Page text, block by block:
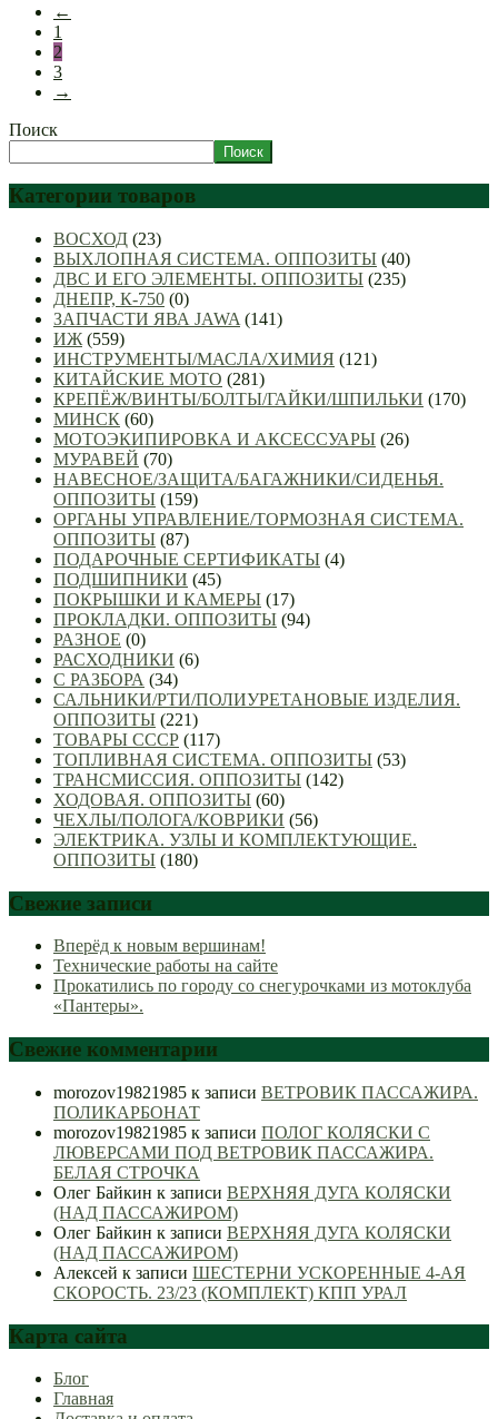
←
1
2
3
→
Поиск
Поиск
Категории товаров
ВОСХОД (23)
ВЫХЛОПНАЯ СИСТЕМА. ОППОЗИТЫ (40)
ДВС И ЕГО ЭЛЕМЕНТЫ. ОППОЗИТЫ (235)
ДНЕПР, К-750 (0)
ЗАПЧАСТИ ЯВА JAWA (141)
ИЖ (559)
ИНСТРУМЕНТЫ/МАСЛА/ХИМИЯ (121)
КИТАЙСКИЕ МОТО (281)
КРЕПЁЖ/ВИНТЫ/БОЛТЫ/ГАЙКИ/ШПИЛЬКИ (170)
МИНСК (60)
МОТОЭКИПИРОВКА И АКСЕССУАРЫ (26)
МУРАВЕЙ (70)
НАВЕСНОЕ/ЗАЩИТА/БАГАЖНИКИ/СИДЕНЬЯ.
ОППОЗИТЫ (159)
ОРГАНЫ УПРАВЛЕНИЕ/ТОРМОЗНАЯ СИСТЕМА.
ОППОЗИТЫ (87)
ПОДАРОЧНЫЕ СЕРТИФИКАТЫ (4)
ПОДШИПНИКИ (45)
ПОКРЫШКИ И КАМЕРЫ (17)
ПРОКЛАДКИ. ОППОЗИТЫ (94)
РАЗНОЕ (0)
РАСХОДНИКИ (6)
С РАЗБОРА (34)
САЛЬНИКИ/РТИ/ПОЛИУРЕТАНОВЫЕ ИЗДЕЛИЯ.
ОППОЗИТЫ (221)
ТОВАРЫ СССР (117)
ТОПЛИВНАЯ СИСТЕМА. ОППОЗИТЫ (53)
ТРАНСМИССИЯ. ОППОЗИТЫ (142)
ХОДОВАЯ. ОППОЗИТЫ (60)
ЧЕХЛЫ/ПОЛОГА/КОВРИКИ (56)
ЭЛЕКТРИКА. УЗЛЫ И КОМПЛЕКТУЮЩИЕ.
ОППОЗИТЫ (180)
Свежие записи
Вперёд к новым вершинам!
Технические работы на сайте
Прокатились по городу со снегурочками из мотоклуба
«Пантеры».
Свежие комментарии
morozov19821985 к записи ВЕТРОВИК ПАССАЖИРА.
ПОЛИКАРБОНАТ
morozov19821985 к записи ПОЛОГ КОЛЯСКИ С
ЛЮВЕРСАМИ ПОД ВЕТРОВИК ПАССАЖИРА.
БЕЛАЯ СТРОЧКА
Олег Байкин к записи ВЕРХНЯЯ ДУГА КОЛЯСКИ
(НАД ПАССАЖИРОМ)
Олег Байкин к записи ВЕРХНЯЯ ДУГА КОЛЯСКИ
(НАД ПАССАЖИРОМ)
Алексей к записи ШЕСТЕРНИ УСКОРЕННЫЕ 4-АЯ
СКОРОСТЬ. 23/23 (КОМПЛЕКТ) КПП УРАЛ
Карта сайта
Блог
Главная